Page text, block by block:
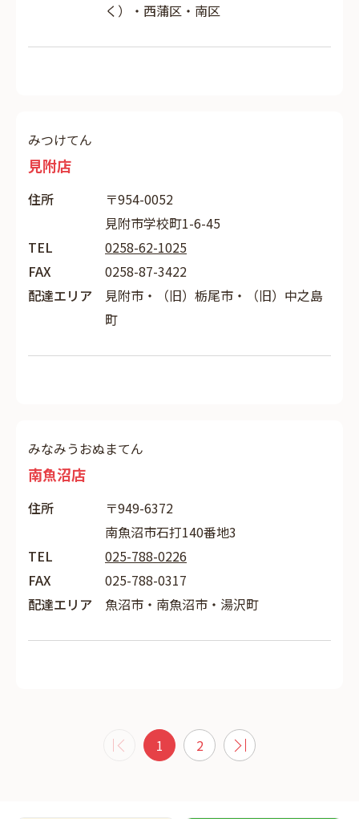
く）・西蒲区・南区
みつけてん
見附店
住所
〒954-0052
見附市学校町1-6-45
TEL
0258-62-1025
FAX
0258-87-3422
配達エリア
見附市・（旧）栃尾市・（旧）中之島
町
みなみうおぬまてん
南魚沼店
住所
〒949-6372
南魚沼市石打140番地3
TEL
025-788-0226
FAX
025-788-0317
配達エリア
魚沼市・南魚沼市・湯沢町
1 2